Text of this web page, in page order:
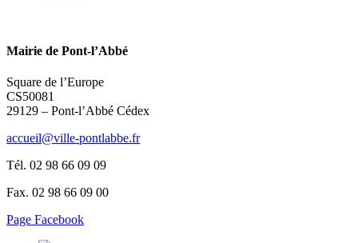
Mairie de Pont-l’Abbé
Square de l’Europe
CS50081
29129 – Pont-l’Abbé Cédex
accueil@ville-pontlabbe.fr
Tél. 02 98 66 09 09
Fax. 02 98 66 09 00
Page Facebook